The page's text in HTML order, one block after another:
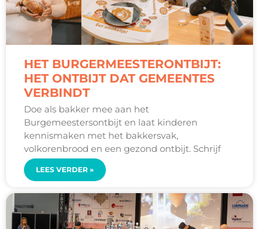
HET BURGERMEESTERONTBIJT:
HET ONTBIJT DAT GEMEENTES
VERBINDT
Doe als bakker mee aan het
Burgemeestersontbijt en laat kinderen
kennismaken met het bakkersvak,
volkorenbrood en een gezond ontbijt. Schrijf
LEES VERDER »